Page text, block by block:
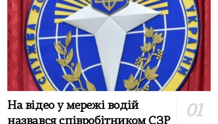
На відео у мережі водій
назвався співробітником СЗР